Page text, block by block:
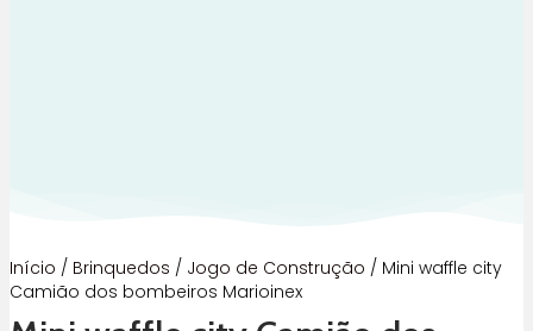
Início / Brinquedos / Jogo de Construção / Mini waffle city
Camião dos bombeiros Marioinex